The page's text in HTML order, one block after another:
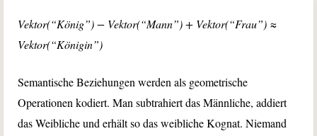
Vektor(“König”) − Vektor(“Mann”) + Vektor(“Frau”) ≈
Vektor(“Königin”)
Semantische Beziehungen werden als geometrische
Operationen kodiert. Man subtrahiert das Männliche, addiert
das Weibliche und erhält so das weibliche Kognat. Niemand